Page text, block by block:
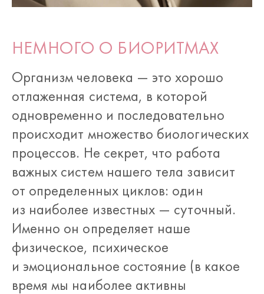
НЕМНОГО О БИОРИТМАХ
Организм человека — это хорошо
отлаженная система, в которой
одновременно и последовательно
происходит множество биологических
процессов. Не секрет, что работа
важных систем нашего тела зависит
от определенных циклов: один
из наиболее известных — суточный.
Именно он определяет наше
физическое, психическое
и эмоциональное состояние (в какое
время мы наиболее активны